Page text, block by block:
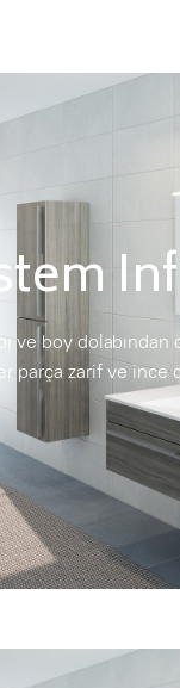
ve boy
parça zarif ve ince